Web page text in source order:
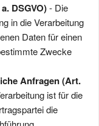
DSGVO)- Die
in die Verarbeitung
Daten für einen
Zwecke
Anfragen (Art.
ist für die
die